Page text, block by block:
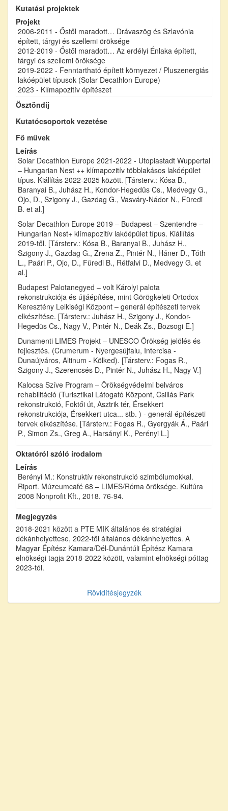
Kutatási projektek
Projekt
2006-2011 - Őstől maradott… Drávaszög és Szlavónia
épített, tárgyi és szellemi öröksége
2012-2019 - Őstől maradott… Az erdélyi Énlaka épített,
tárgyi és szellemi öröksége
2019-2022 - Fenntartható épített környezet / Pluszenergiás
lakóépület típusok (Solar Decathlon Europe)
2023 - Klímapozitív építészet
Ösztöndíj
Kutatócsoportok vezetése
Fő művek
Leírás
Solar Decathlon Europe 2021-2022 - Utopiastadt Wuppertal
– Hungarian Nest ++ klímapozitív többlakásos lakóépület
típus. Kiállítás 2022-2025 között. [Társterv.: Kósa B.,
Baranyai B., Juhász H., Kondor-Hegedüs Cs., Medvegy G.,
Ojo, D., Szigony J., Gazdag G., Vasváry-Nádor N., Füredi
B. et al.]
Solar Decathlon Europe 2019 – Budapest – Szentendre –
Hungarian Nest+ klímapozitív lakóépület típus. Kiállítás
2019-től. [Társterv.: Kósa B., Baranyai B., Juhász H.,
Szigony J., Gazdag G., Zrena Z., Pintér N., Háner D., Tóth
L., Paári P., Ojo, D., Füredi B., Rétfalvi D., Medvegy G. et
al.]
Budapest Palotanegyed – volt Károlyi palota
rekonstrukciója és újjáépítése, mint Görögkeleti Ortodox
Keresztény Lelkiségi Központ – generál építészeti tervek
elkészítése. [Társterv.: Juhász H., Szigony J., Kondor-
Hegedüs Cs., Nagy V., Pintér N., Deák Zs., Bozsogi E.]
Dunamenti LIMES Projekt – UNESCO Örökség jelölés és
fejlesztés. (Crumerum - Nyergesújfalu, Intercisa -
Dunaújváros, Altinum - Kölked). [Társterv.: Fogas R.,
Szigony J., Szerencsés D., Pintér N., Juhász H., Nagy V.]
Kalocsa Szíve Program – Örökségvédelmi belváros
rehabilitáció (Turisztikai Látogató Központ, Csillás Park
rekonstrukció, Foktői út, Asztrik tér, Érsekkert
rekonstrukciója, Érsekkert utca... stb. ) - generál építészeti
tervek elkészítése. [Társterv.: Fogas R., Gyergyák Á., Paári
P., Simon Zs., Greg A., Harsányi K., Perényi L.]
Oktatóról szóló irodalom
Leírás
Berényi M.: Konstruktív rekonstrukció szimbólumokkal.
Riport. Múzeumcafé 68 – LIMES/Róma öröksége. Kultúra
2008 Nonprofit Kft., 2018. 76-94.
Megjegyzés
2018-2021 között a PTE MIK általános és stratégiai
dékánhelyettese, 2022-től általános dékánhelyettes. A
Magyar Építész Kamara/Dél-Dunántúli Építész Kamara
elnökségi tagja 2018-2022 között, valamint elnökségi póttag
2023-tól.
Rövidítésjegyzék